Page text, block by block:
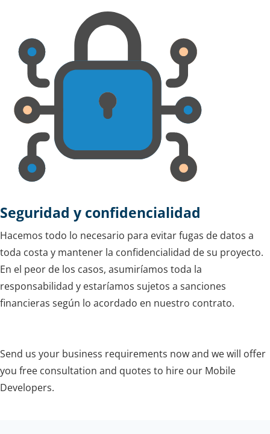
Seguridad y confidencialidad
Hacemos todo lo necesario para evitar fugas de datos a
toda costa y mantener la confidencialidad de su proyecto.
En el peor de los casos, asumiríamos toda la
responsabilidad y estaríamos sujetos a sanciones
financieras según lo acordado en nuestro contrato.
Send us your business requirements now and we will offer
you free consultation and quotes to hire our Mobile
Developers.